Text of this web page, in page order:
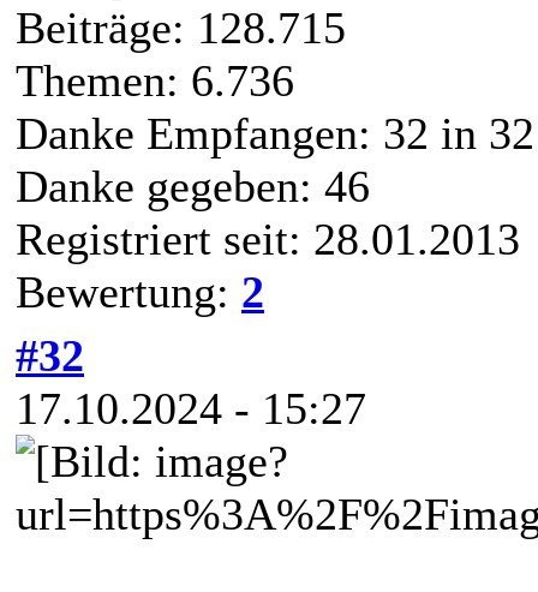
Beiträge: 128.715
Themen: 6.736
Danke Empfangen: 32 in
Danke gegeben: 46
Registriert seit: 28.01.2013
Bewertung: 2
#32
17.10.2024 - 15:27